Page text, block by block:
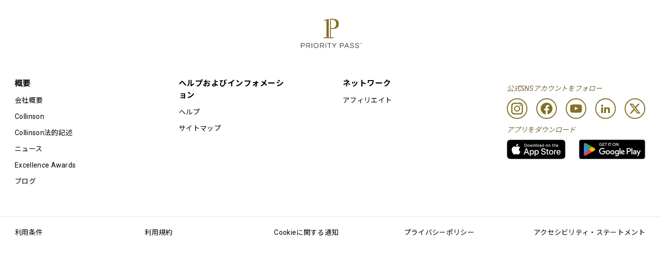
概要
会社概要
Collinson
Collinson法的記述
ニュース
Excellence Awards
ブログ
ヘルプおよびインフォメーシ
ョン
ヘルプ
サイトマップ
ネットワーク
アフィリエイト
公式SNSアカウントをフォロー
アプリをダウンロード
利用条件 利用規約 Cookieに関する通知 プライバシーポリシー アクセシビリティ・ステートメント